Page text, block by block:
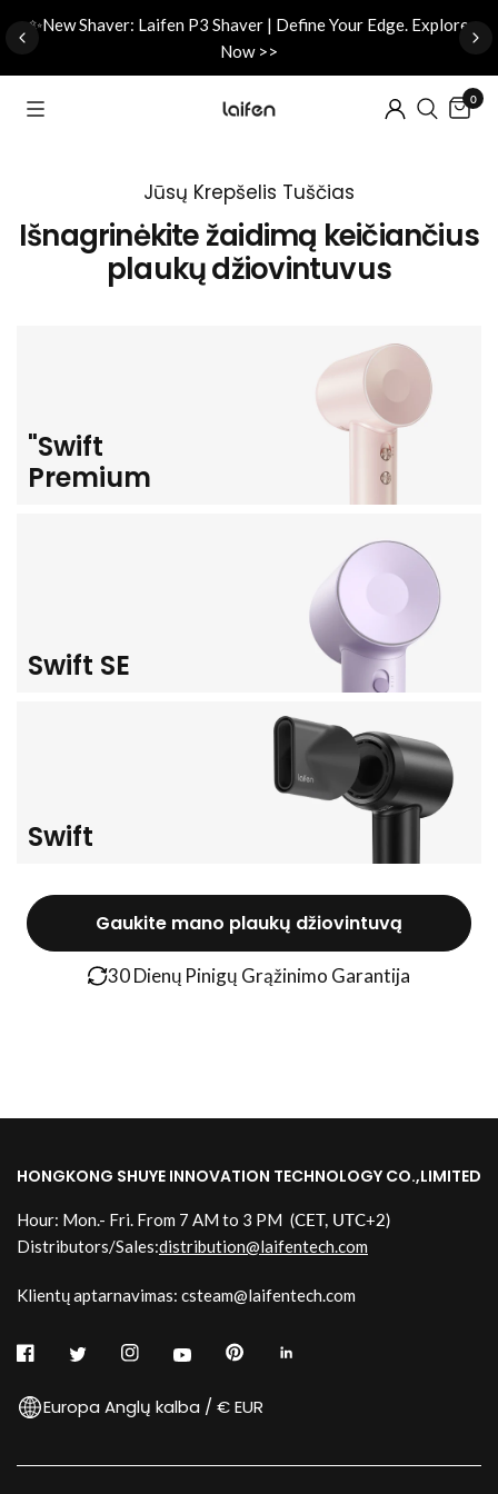
✨New Shaver: Laifen P3 Shaver | Define Your Edge. Explore
Now >>
0
Jūsų Krepšelis Tuščias
Išnagrinėkite žaidimą keičiančius
plaukų džiovintuvus
"Swift
Premium
Swift SE
Swift
Gaukite mano plaukų džiovintuvą
30 Dienų Pinigų Grąžinimo Garantija
HONGKONG SHUYE INNOVATION TECHNOLOGY CO.,LIMITED
Hour: Mon.- Fri. From 7 AM to 3 PM (CET, UTC+2)
Distributors/Sales:distribution@laifentech.com
Klientų aptarnavimas: csteam@laifentech.com
Europa Anglų kalba / € EUR